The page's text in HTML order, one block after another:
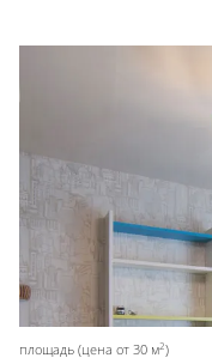
площадь (цена от 30 м2)